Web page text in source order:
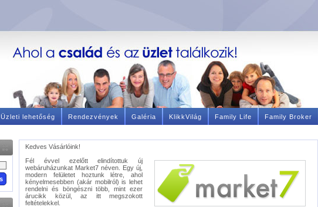
Üzleti lehetőség Rendezvények Galéria KlikkVilág Family Life Family Broker
Kedves Vásárlóink!
Fél évvel ezelőtt elindítottuk új
webáruházunkat Market7 néven. Egy új,
modern felületet hoztunk létre, ahol
kényelmesebben (akár mobilról) is lehet
rendelni és böngészni több, mint ezer
árucikk közül, az itt megszokott
feltételekkel.